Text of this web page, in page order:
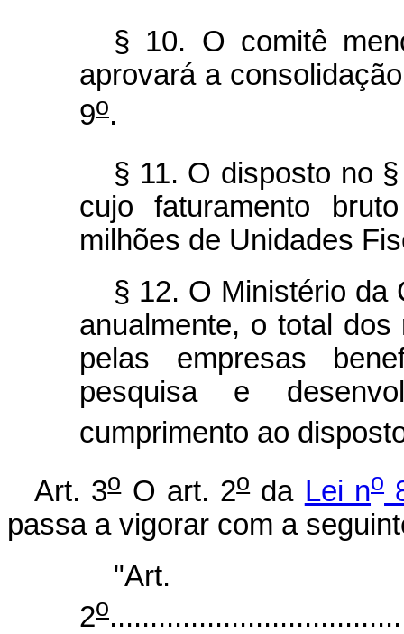
§ 10. O comitê
aprovará a
9o.
§ 11. O disposto no
cujo faturamento
milhões de Unidades
§ 12. O Ministério da
anualmente, o total
pelas empresas
pesquisa e
cumprimento ao
Art. 3oO art. 2oda Lei no
passa a vigorar com a
"Art.
2o